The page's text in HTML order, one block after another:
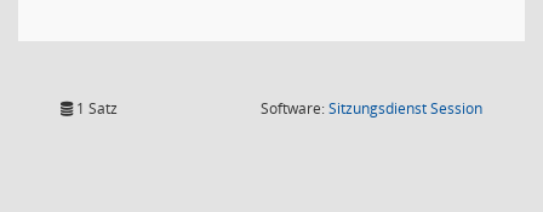
1 Satz Software:SitzungsdienstSession(Wird in